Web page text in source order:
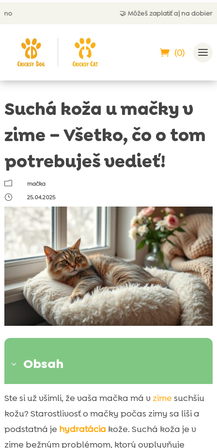
🤝 Môžeš zaplatiť aj na dobierku
(0)
Suchá koža u mačky v
zime – Všetko, čo o tom
potrebuješ vedieť!
m
mačka
}
25.04.2025
3 Obsah
 Prečo sa mačkám vysuší pokožka v zime
 Príznaky suchej kože u mačiek
 Faktory prispievajúce ku suchej koži

Ako zabezpečiť správnu vlhkosť v
Ste si už všimli, že vaša mačka má v zime suchšiu
kožu? Starostlivosť o mačky počas zimy sa líši a
podstatná je hydratácia kože. Suchá koža je v
zime bežným problémom, ktorý ovplyvňuje